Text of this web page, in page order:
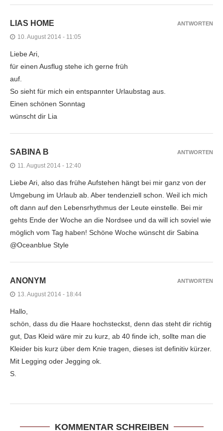
LIAS HOME
10. August 2014 - 11:05
Liebe Ari,
für einen Ausflug stehe ich gerne früh
auf.
So sieht für mich ein entspannter Urlaubstag aus.
Einen schönen Sonntag
wünscht dir Lia
ANTWORTEN
SABINA B
11. August 2014 - 12:40
Liebe Ari, also das frühe Aufstehen hängt bei mir ganz von der
Umgebung im Urlaub ab. Aber tendenziell schon. Weil ich mich
oft dann auf den Lebensrhythmus der Leute einstelle. Bei mir
gehts Ende der Woche an die Nordsee und da will ich soviel wie
möglich vom Tag haben! Schöne Woche wünscht dir Sabina
@Oceanblue Style
ANTWORTEN
ANONYM
13. August 2014 - 18:44
Hallo,
schön, dass du die Haare hochsteckst, denn das steht dir richtig
gut, Das Kleid wäre mir zu kurz, ab 40 finde ich, sollte man die
Kleider bis kurz über dem Knie tragen, dieses ist definitiv kürzer.
Mit Legging oder Jegging ok.
S.
ANTWORTEN
KOMMENTAR SCHREIBEN